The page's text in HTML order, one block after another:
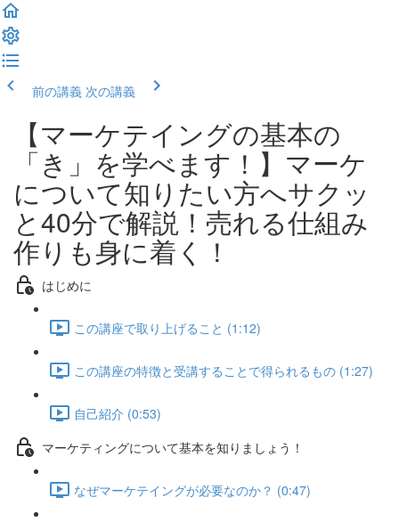
前の講義 次の講義
【マーケテイングの基本の
「き」を学べます！】マーケ
について知りたい方へサクッ
と40分で解説！売れる仕組み
作りも身に着く！
はじめに
この講座で取り上げること (1:12)
この講座の特徴と受講することで得られるもの (1:27)
自己紹介 (0:53)
マーケティングについて基本を知りましょう！
なぜマーケテイングが必要なのか？ (0:47)